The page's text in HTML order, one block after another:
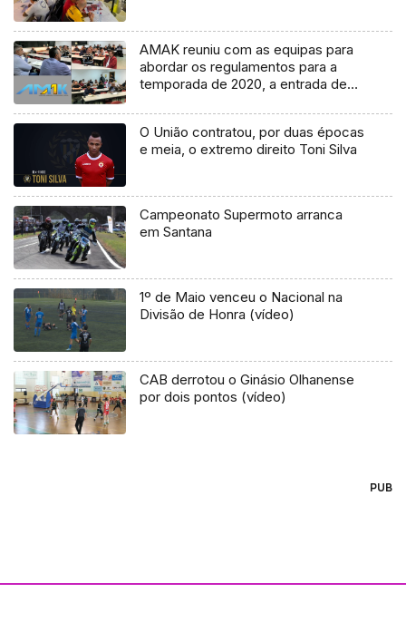
AMAK reuniu com as equipas para
abordar os regulamentos para a
temporada de 2020, a entrada de
gasolina homologados geraram
controvérsia
O União contratou, por duas épocas
e meia, o extremo direito Toni Silva
Campeonato Supermoto arranca
em Santana
1º de Maio venceu o Nacional na
Divisão de Honra (vídeo)
CAB derrotou o Ginásio Olhanense
por dois pontos (vídeo)
PUB